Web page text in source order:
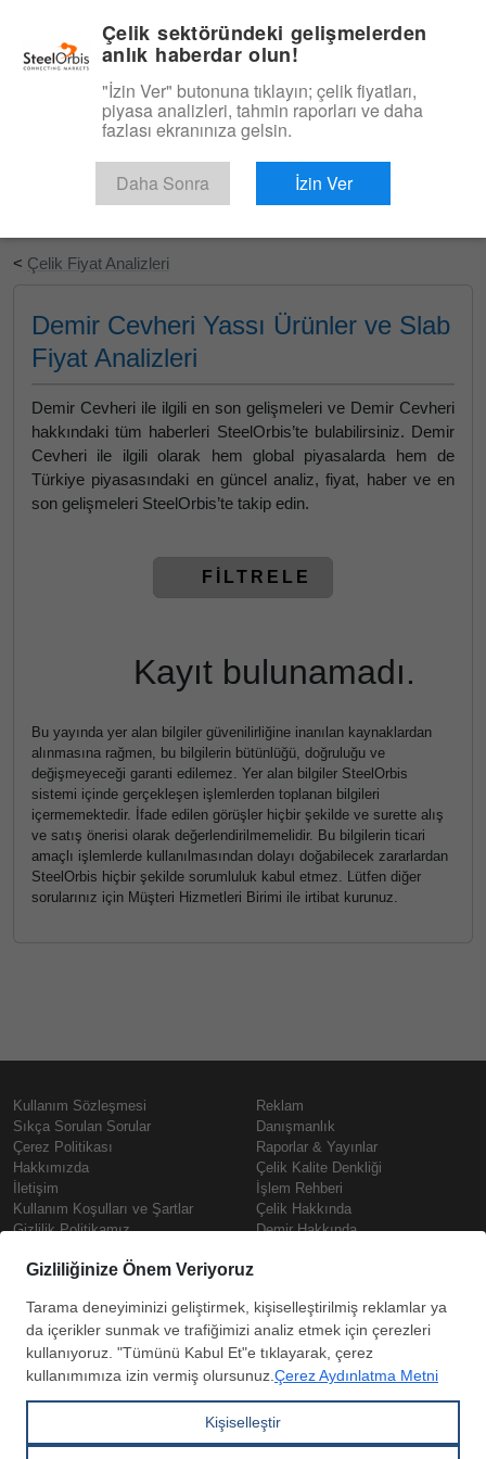
Ücretsiz Deneyin
< Çelik Fiyat Analizleri
Demir Cevheri Yassı Ürünler ve Slab
Fiyat Analizleri
Demir Cevheri ile ilgili en son gelişmeleri ve Demir Cevheri
hakkındaki tüm haberleri SteelOrbis’te bulabilirsiniz. Demir
Cevheri ile ilgili olarak hem global piyasalarda hem de
Türkiye piyasasındaki en güncel analiz, fiyat, haber ve en
son gelişmeleri SteelOrbis’te takip edin.
FİLTRELE
Kayıt bulunamadı.
Bu yayında yer alan bilgiler güvenilirliğine inanılan kaynaklardan
alınmasına rağmen, bu bilgilerin bütünlüğü, doğruluğu ve
değişmeyeceği garanti edilemez. Yer alan bilgiler SteelOrbis
sistemi içinde gerçekleşen işlemlerden toplanan bilgileri
içermemektedir. İfade edilen görüşler hiçbir şekilde ve surette alış
ve satış önerisi olarak değerlendirilmemelidir. Bu bilgilerin ticari
amaçlı işlemlerde kullanılmasından dolayı doğabilecek zararlardan
SteelOrbis hiçbir şekilde sorumluluk kabul etmez. Lütfen diğer
sorularınız için Müşteri Hizmetleri Birimi ile irtibat kurunuz.
Kullanım Sözleşmesi
Sıkça Sorulan Sorular
Çerez Politikası
Hakkımızda
İletişim
Kullanım Koşulları ve Şartlar
Gizlilik Politikamız
Prime
Reklam
Danışmanlık
Raporlar & Yayınlar
Çelik Kalite Denkliği
İşlem Rehberi
Çelik Hakkında
Demir Hakkında
Çelik Fiyatları
Demir Fiyatları
Güncel Hurda Fiyatları
Kutu Profil Fiyatları
Copyright © SteelOrbis Elektronik
Tüm hakları saklıdır
Çelik sektöründeki gelişmelerden
anlık haberdar olun!
"İzin Ver" butonuna tıklayın; çelik fiyatları,
piyasa analizleri, tahmin raporları ve daha
fazlası ekranınıza gelsin.
Daha Sonra İzin Ver